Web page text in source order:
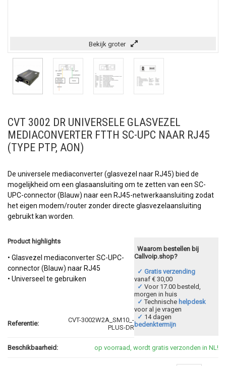
Bekijk groter
CVT 3002 DR UNIVERSELE GLASVEZEL
MEDIACONVERTER FTTH SC-UPC NAAR RJ45
(TYPE PTP, AON)
De universele mediaconverter (glasvezel naar RJ45) bied de
mogelijkheid om een glasaansluiting om te zetten van een SC-
UPC-connector (Blauw) naar een RJ45-netwerkaansluiting zodat
het eigen modem/router zonder directe glasvezelaansluiting
gebruikt kan worden.
Product highlights
• Glasvezel mediaconverter SC-UPC-
connector (Blauw) naar RJ45
• Universeel te gebruiken
Waarom bestellen bij
Callvoip.shop?
✓ Gratis verzending
vanaf € 30,00
✓ Voor 17.00 besteld,
morgen in huis
✓ Technische helpdesk
voor al je vragen
✓ 14 dagen
bedenktermijn
Referentie:
CVT-3002W2A_SM10_-
PLUS-DR
Beschikbaarheid: op voorraad, wordt gratis verzonden in NL!